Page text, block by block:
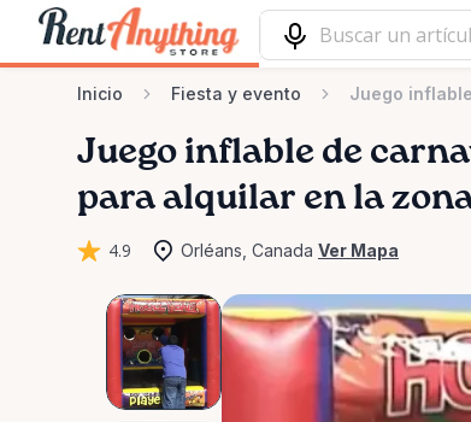
Inicio Fiesta y evento Juego
Juego inflable de
para alquilar en la
4.9 Orléans, Canada Ver Mapa